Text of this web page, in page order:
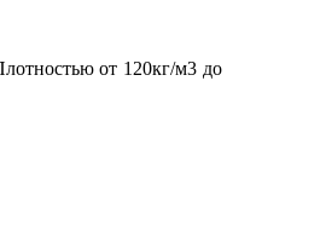
от 120кг/м3 до